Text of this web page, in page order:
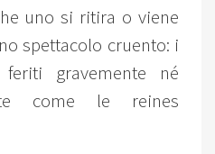
uno si ritira o viene
spettacolo cruento: i
gravemente né
come le reines